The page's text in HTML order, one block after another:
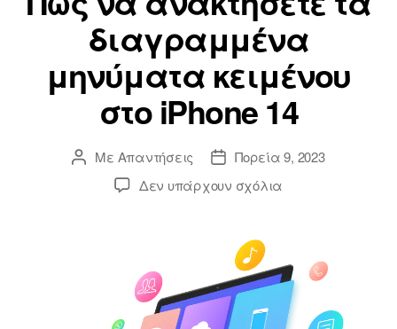
διαγραμμένα
μηνύματα κειμένου
στο iPhone 14
Με Απαντήσεις
Πορεία 9, 2023
Δεν υπάρχουν σχόλια